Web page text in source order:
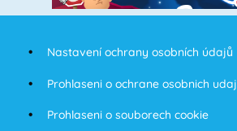
Nastavení ochrany osobních údajů
Prohlaseni o ochrane osobnich
Prohlaseni o souborech cookie